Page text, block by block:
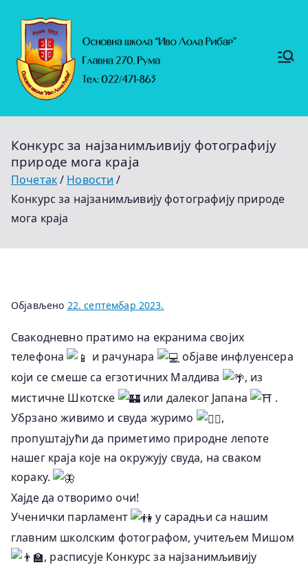
садржај
Основ
Лола
https://
vanje-
rumi-
se-
Конкурс за најзанимљивију фотографију
природе мога краја
Почетак
Новости
Конкурс за најзанимљивију фотографију природе
мога краја
Објављено 22. септембар 2023.
Свакодневно пратимо на екранима својих
телефона
и рачунара
објаве инфлуенсера
који се смеше са егзотичних Малдива
, из
мистичне Шкотске
или далеког Јапана
.
Убрзано живимо и свуда журимо
,
пропуштајући да приметимо природне лепоте
нашег краја које на окружују свуда, на сваком
кораку.
Хајде да отворимо очи!
Ученички парламент
у сарадњи са нашим
главним школским фотографом, учитељем Мишом
, расписује Конкурс за најзанимљивију